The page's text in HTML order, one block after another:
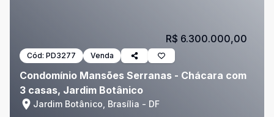
Cód: PD3277 Venda
Condomínio Mansões Serranas - Chácara com
3 casas, Jardim Botânico
Jardim Botânico, Brasília - DF
R$ 6.300.000,00